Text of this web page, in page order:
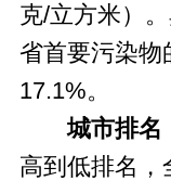
克/立方米）
省首要污染物
17.1%。
城市排名
高到低排名，